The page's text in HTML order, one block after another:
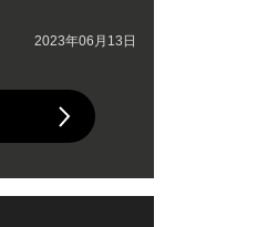
2023年06月13日